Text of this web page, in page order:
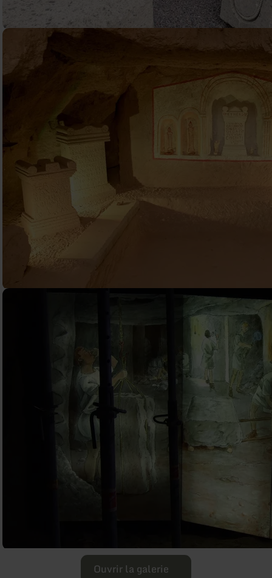
Ouvrir la galerie